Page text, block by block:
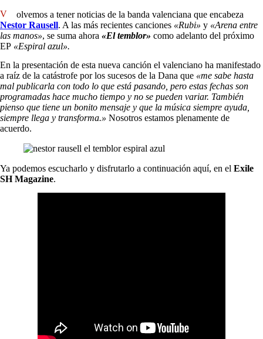
Volvemos a tener noticias de la banda valenciana que encabeza
Nestor Rausell. A las más recientes canciones «Rubi» y «Arena entre
las manos», se suma ahora «El temblor» como adelanto del próximo
EP «Espiral azul».
En la presentación de esta nueva canción el valenciano ha manifestado
a raíz de la catástrofe por los sucesos de la Dana que «me sabe hasta
mal publicarla con todo lo que está pasando, pero estas fechas son
programadas hace mucho tiempo y no se pueden variar. También
pienso que tiene un bonito mensaje y que la música siempre ayuda,
siempre llega y transforma.» Nosotros estamos plenamente de
acuerdo.
Ya podemos escucharlo y disfrutarlo a continuación aquí, en el Exile
SH Magazine.